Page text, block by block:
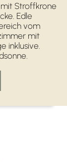
Stroffkrone
Edle
vom
mit
inklusive.